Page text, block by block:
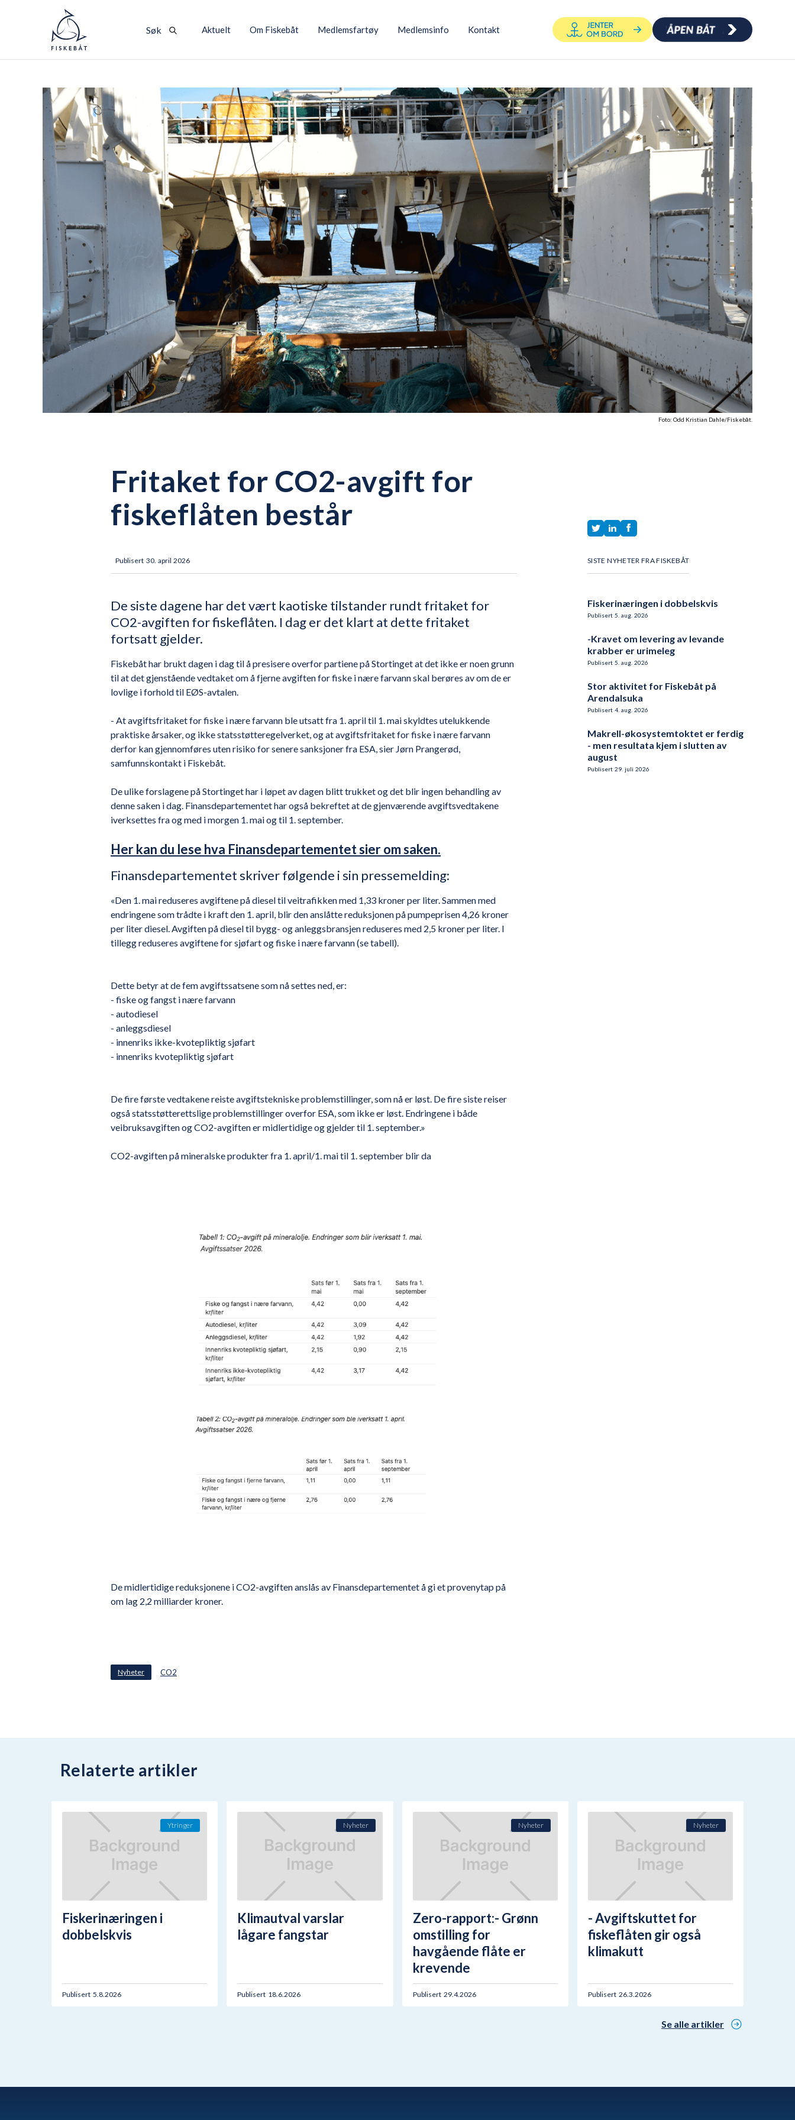
Søk Aktuelt Om Fiskebåt Medlemsfartøy Medlemsinfo Kontakt
Foto: Odd Kristian Dahle/Fiskebåt.
Fritaket for CO2-avgift for
fiskeflåten består
Publisert 30. april 2026
De siste dagene har det vært kaotiske tilstander rundt fritaket for
CO2-avgiften for fiskeflåten. I dag er det klart at dette fritaket
fortsatt gjelder.
Fiskebåt har brukt dagen i dag til å presisere overfor partiene på Stortinget at det ikke er noen grunn
til at det gjenstående vedtaket om å fjerne avgiften for fiske i nære farvann skal berøres av om de er
lovlige i forhold til EØS-avtalen.
- At avgiftsfritaket for fiske i nære farvann ble utsatt fra 1. april til 1. mai skyldtes utelukkende
praktiske årsaker, og ikke statsstøtteregelverket, og at avgiftsfritaket for fiske i nære farvann
derfor kan gjennomføres uten risiko for senere sanksjoner fra ESA, sier Jørn Prangerød,
samfunnskontakt i Fiskebåt.
De ulike forslagene på Stortinget har i løpet av dagen blitt trukket og det blir ingen behandling av
denne saken i dag. Finansdepartementet har også bekreftet at de gjenværende avgiftsvedtakene
iverksettes fra og med i morgen 1. mai og til 1. september.
Her kan du lese hva Finansdepartementet sier om saken.
Finansdepartementet skriver følgende i sin pressemelding:
«Den 1. mai reduseres avgiftene på diesel til veitrafikken med 1,33 kroner per liter. Sammen med
endringene som trådte i kraft den 1. april, blir den anslåtte reduksjonen på pumpeprisen 4,26 kroner
per liter diesel. Avgiften på diesel til bygg- og anleggsbransjen reduseres med 2,5 kroner per liter. I
tillegg reduseres avgiftene for sjøfart og fiske i nære farvann (se tabell).
Dette betyr at de fem avgiftssatsene som nå settes ned, er:
- fiske og fangst i nære farvann
- autodiesel
- anleggsdiesel
- innenriks ikke-kvotepliktig sjøfart
- innenriks kvotepliktig sjøfart
De fire første vedtakene reiste avgiftstekniske problemstillinger, som nå er løst. De fire siste reiser
også statsstøtterettslige problemstillinger overfor ESA, som ikke er løst. Endringene i både
veibruksavgiften og CO2-avgiften er midlertidige og gjelder til 1. september.»
CO2-avgiften på mineralske produkter fra 1. april/1. mai til 1. september blir da
De midlertidige reduksjonene i CO2-avgiften anslås av Finansdepartementet å gi et provenytap på
om lag 2,2 milliarder kroner.
Nyheter CO2
SISTE NYHETER FRA FISKEBÅT
Fiskerinæringen i dobbelskvis
Publisert 5 aug. 2026
-Kravet om levering av levande
krabber er urimeleg
Publisert 5 aug. 2026
Stor aktivitet for Fiskebåt på
Arendalsuka
Publisert 4 aug. 2026
Makrell-økosystemtoktet er ferdig
- men resultata kjem i slutten av
august
Publisert 29 juli 2026
Relaterte artikler
Ytringer
Fiskerinæringen i
dobbelskvis
Publisert 5.8.2026
Nyheter
Klimautval varslar
lågare fangstar
Publisert 18.6.2026
Nyheter
Zero-rapport:- Grønn
omstilling for
havgående flåte er
krevende
Publisert 29.4.2026
Nyheter
- Avgiftskuttet for
fiskeflåten gir også
klimakutt
Publisert 26.3.2026
Se alle artikler